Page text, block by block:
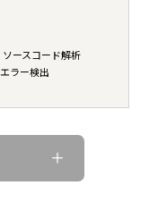
ソースコード解析
エラー検出